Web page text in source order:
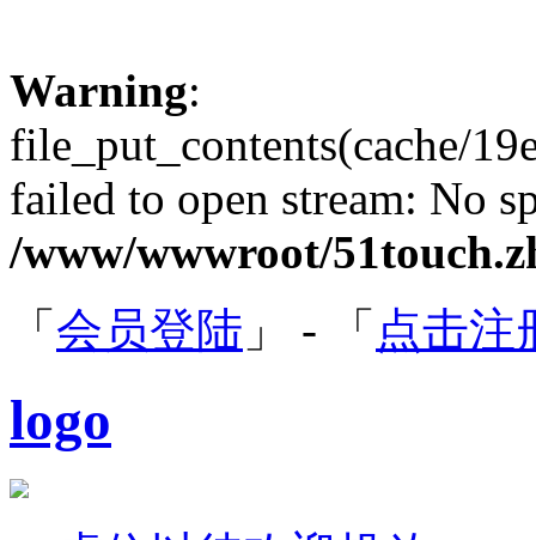
Warning:
file_put_contents(cache/
failed to open stream: No
/www/wwwroot/
「 会员登陆 」 - 「 点击注
logo